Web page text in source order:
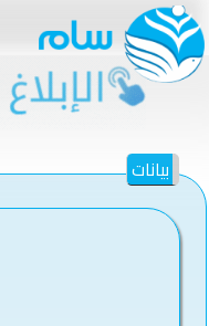
بيانات